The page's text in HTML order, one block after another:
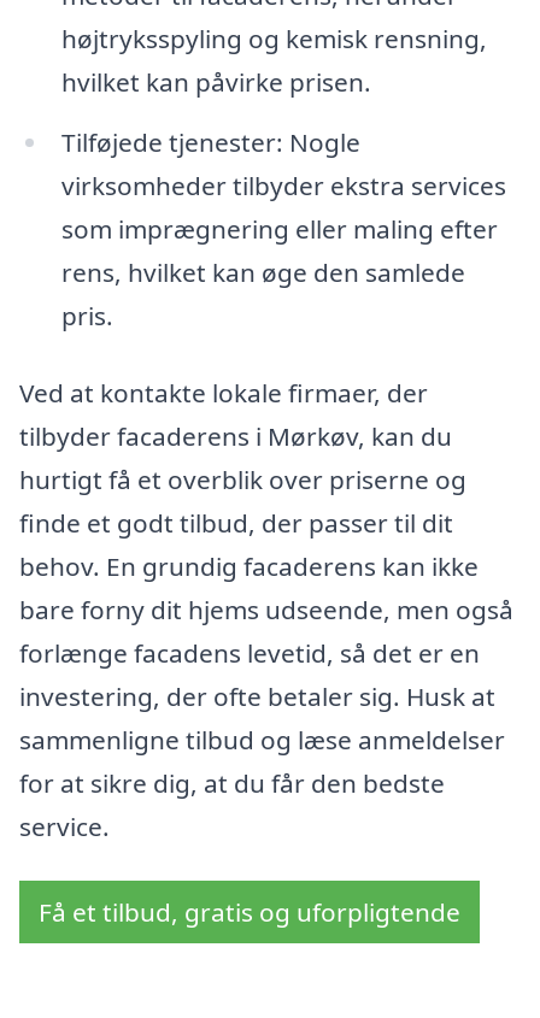
højtryksspyling og kemisk rensning,
hvilket kan påvirke prisen.
Tilføjede tjenester: Nogle
virksomheder tilbyder ekstra services
som imprægnering eller maling efter
rens, hvilket kan øge den samlede
pris.
Ved at kontakte lokale firmaer, der
tilbyder facaderens i Mørkøv, kan du
hurtigt få et overblik over priserne og
finde et godt tilbud, der passer til dit
behov. En grundig facaderens kan ikke
bare forny dit hjems udseende, men også
forlænge facadens levetid, så det er en
investering, der ofte betaler sig. Husk at
sammenligne tilbud og læse anmeldelser
for at sikre dig, at du får den bedste
service.
Få et tilbud, gratis og uforpligtende